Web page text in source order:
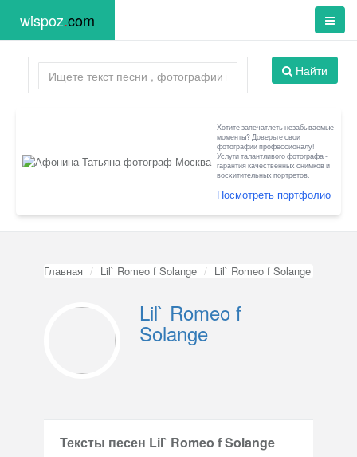
wispoz.com
Найти
Хотите запечатлеть незабываемые
моменты? Доверьте свои
фотографии профессионалу!
Услуги талантливого фотографа -
гарантия качественных снимков и
восхитительных портретов.
Посмотреть портфолио
Главная Lil` Romeo f Solange Lil` Romeo f Solange
Lil` Romeo f
Solange
Тексты песен Lil` Romeo f Solange